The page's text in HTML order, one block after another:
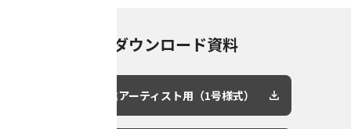
ダウンロード資料
新進アーティスト用（1号様式）